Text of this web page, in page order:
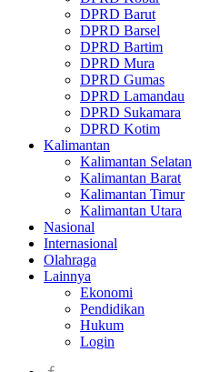
DPRD Barut
DPRD Barsel
DPRD Bartim
DPRD Mura
DPRD Gumas
DPRD Lamandau
DPRD Sukamara
DPRD Kotim
Kalimantan
Kalimantan Selatan
Kalimantan Barat
Kalimantan Timur
Kalimantan Utara
Nasional
Internasional
Olahraga
Lainnya
Ekonomi
Pendidikan
Hukum
Login